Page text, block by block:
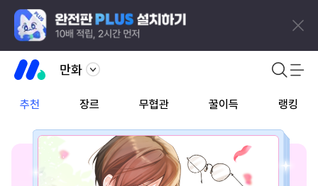
만화
추천 장르 무협관 꿀이득 랭킹